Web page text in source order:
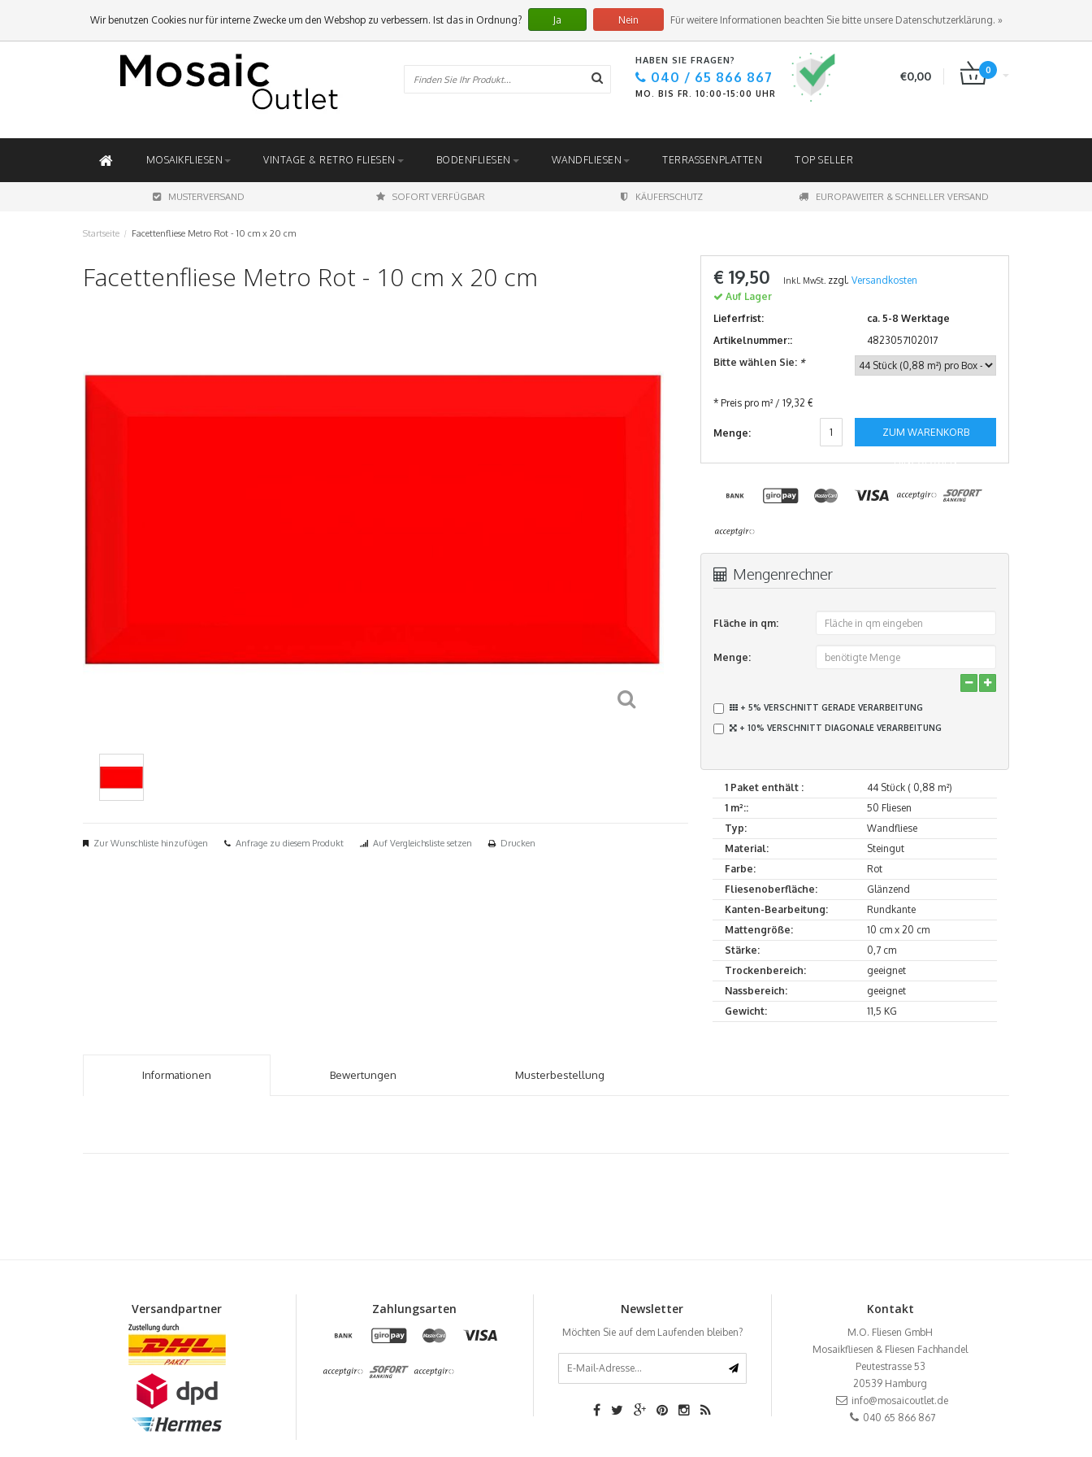
ANMELDEN KUNDENKONTO ANLEGEN
HABEN SIE FRAGEN?
040 / 65 866 867
MO. BIS FR. 10:00-15:00 UHR
€0,00 0
MOSAIKFLIESEN VINTAGE & RETRO FLIESEN BODENFLIESEN WANDFLIESEN TERRASSENPLATTEN TOP SELLER
MUSTERVERSAND SOFORT VERFÜGBAR KÄUFERSCHUTZ EUROPAWEITER & SCHNELLER VERSAND
Startseite / Facettenfliese Metro Rot - 10 cm x 20 cm
Facettenfliese Metro Rot - 10 cm x 20 cm
Zur Wunschliste hinzufügen Anfrage zu diesem Produkt Auf Vergleichsliste setzen Drucken
€ 19,50 Inkl. MwSt. zzgl. Versandkosten
Auf Lager
Lieferfrist:
ca. 5-8 Werktage
Artikelnummer::
4823057102017
Bitte wählen Sie: *
* Preis pro m² / 19,32 €
Menge: ZUM WARENKORB
HINZUFÜGEN
Mengenrechner
Fläche in qm:
Menge:
+ 5% VERSCHNITT GERADE VERARBEITUNG
+ 10% VERSCHNITT DIAGONALE VERARBEITUNG
1 Paket enthält :
44 Stück ( 0,88 m²)
1 m²::
50 Fliesen
Typ:
Wandfliese
Material:
Steingut
Farbe:
Rot
Fliesenoberfläche:
Glänzend
Kanten-Bearbeitung:
Rundkante
Mattengröße:
10 cm x 20 cm
Stärke:
0,7 cm
Trockenbereich:
geeignet
Nassbereich:
geeignet
Gewicht:
11,5 KG
Informationen Bewertungen Musterbestellung
Versandpartner Zahlungsarten Newsletter
Möchten Sie auf dem Laufenden bleiben?
Kontakt
M.O. Fliesen GmbH
Mosaikfliesen & Fliesen Fachhandel
Peutestrasse 53
20539 Hamburg
info@mosaicoutlet.de
040 65 866 867
Wir benutzen Cookies nur für interne Zwecke um den Webshop zu verbessern. Ist das in Ordnung? Ja Nein Für weitere Informationen beachten Sie bitte unsere Datenschutzerklärung. »